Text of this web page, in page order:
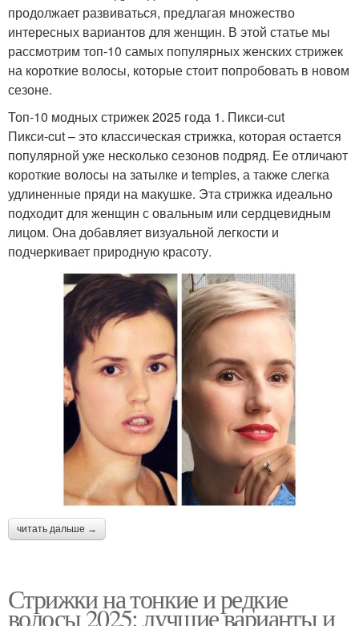
продолжает развиваться, предлагая множество
интересных вариантов для женщин. В этой статье мы
рассмотрим топ-10 самых популярных женских стрижек
на короткие волосы, которые стоит попробовать в новом
сезоне.
Топ-10 модных стрижек 2025 года 1. Пикси-cut
Пикси-cut – это классическая стрижка, которая остается
популярной уже несколько сезонов подряд. Ее отличают
короткие волосы на затылке и temples, а также слегка
удлиненные пряди на макушке. Эта стрижка идеально
подходит для женщин с овальным или сердцевидным
лицом. Она добавляет визуальной легкости и
подчеркивает природную красоту.
читать дальше →
Стрижки на тонкие и редкие
волосы 2025: лучшие варианты и